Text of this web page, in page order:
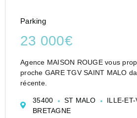
Parking
23 000€
Agence MAISON ROUGE vous
proche GARE TGV SAINT MALO
récente.
35400 ST MALO
ILLE-
BRETAGNE